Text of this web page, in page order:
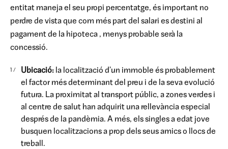
entitat maneja el seu propi percentatge, és important no
perdre de vista que com més part del salari es destini al
pagament de la hipoteca , menys probable serà la
concessió.
Ubicació: la localització d'un immoble és probablement
el factor més determinant del preu i de la seva evolució
futura. La proximitat al transport públic, a zones verdes i
al centre de salut han adquirit una rellevància especial
després de la pandèmia. A més, els singles a edat jove
busquen localitzacions a prop dels seus amics o llocs de
treball.